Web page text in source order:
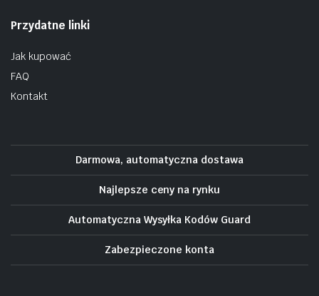
Przydatne linki
Jak kupować
FAQ
Kontakt
Darmowa, automatyczna dostawa
Najlepsze ceny na rynku
Automatyczna Wysyłka Kodów Guard
Zabezpieczone konta